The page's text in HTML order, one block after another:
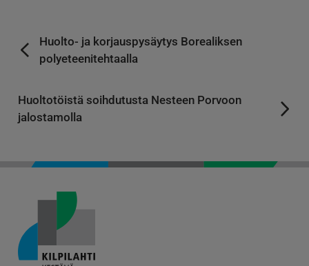
Huolto- ja korjauspysäytys Borealiksen
polyeteenitehtaalla
Huoltotöistä soihdutusta Nesteen Porvoon
jalostamolla